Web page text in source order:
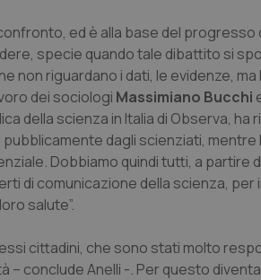
ed è alla base del
specie quando tale dibattito si
non riguardano i dati, le evidenze,
dei sociologi Massimiano Bucchi
della scienza in Italia di Observa, ha
dagli scienziati, mentre
Dobbiamo quindi tutti, a partire
di comunicazione della scienza,
salute”.
cittadini, che sono stati molto
– conclude Anelli -. Per questo